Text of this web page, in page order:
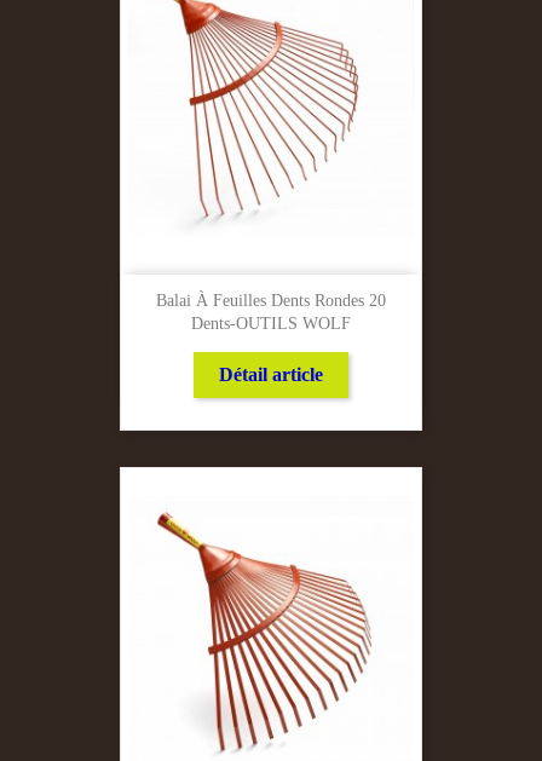
Balai À Feuilles Dents Rondes 20
Dents-OUTILS WOLF
Détail article